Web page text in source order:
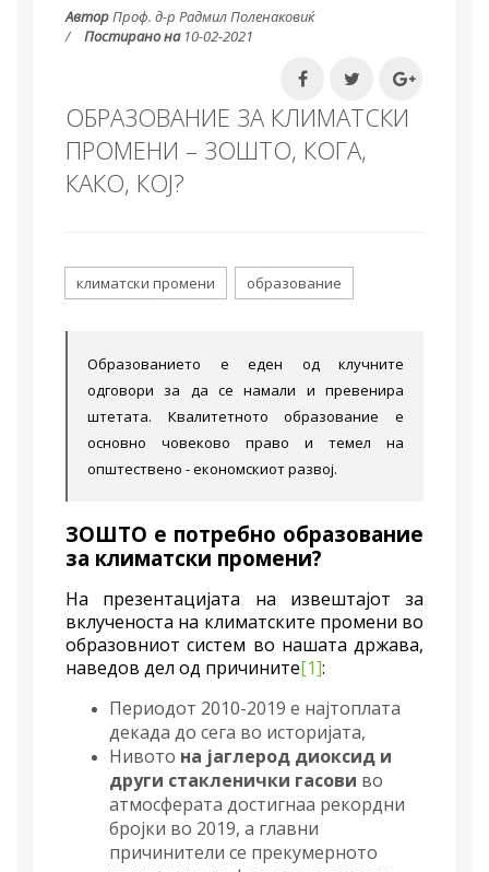
АвторПроф. д-р Радмил Поленаковиќ
Постирано на 10-02-2021
ОБРАЗОВАНИЕ ЗА КЛИМАТСКИ
ПРОМЕНИ – ЗОШТО, КОГА,
КАКО, КОЈ?
климатски промени образование
Образованието е еден од клучните
одговори за да се намали и превенира
штетата. Квалитетното образование е
основно човеково право и темел на
општествено - економскиот развој.
ЗОШТО е потребно образование
за климатски промени?
На презентацијата на извештајот за
вклученоста на климатските промени во
образовниотсистем во нашата држава,
наведов дел од причините[1]:
Периодот 2010-2019 е најтоплата
декада до сега во историјата,
Нивото на јаглерод диоксид и
други стакленички гасови во
атмосферата достигнаа рекордни
бројки во 2019, а главни
причинители се прекумерното